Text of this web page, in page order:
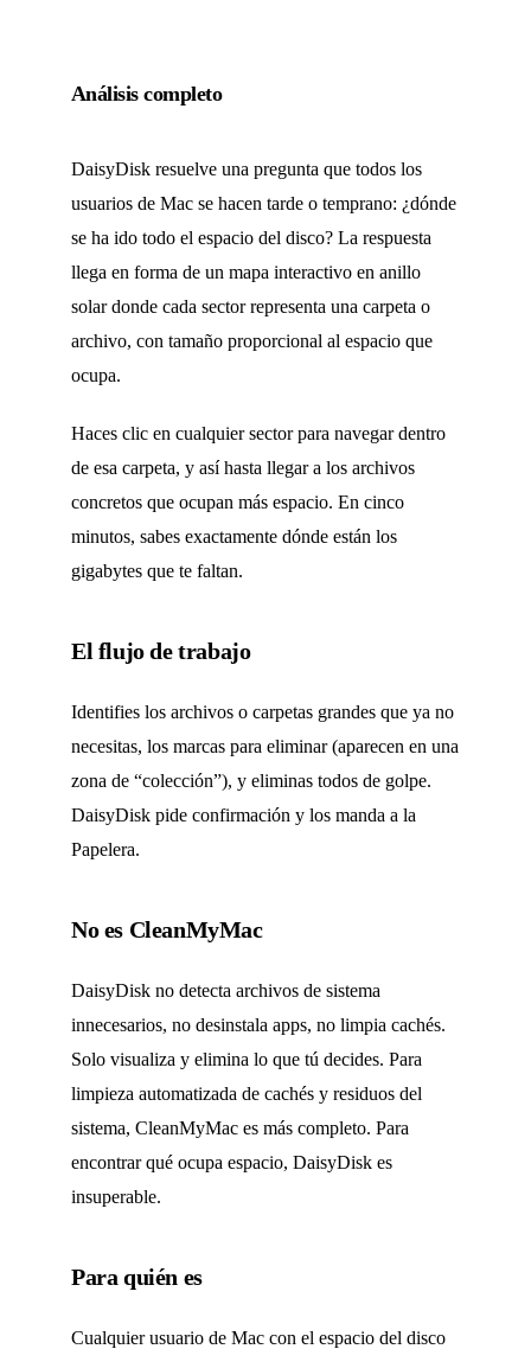
Análisis completo
DaisyDisk resuelve una pregunta que todos los
usuarios de Mac se hacen tarde o temprano: ¿dónde
se ha ido todo el espacio del disco? La respuesta
llega en forma de un mapa interactivo en anillo
solar donde cada sector representa una carpeta o
archivo, con tamaño proporcional al espacio que
ocupa.
Haces clic en cualquier sector para navegar dentro
de esa carpeta, y así hasta llegar a los archivos
concretos que ocupan más espacio. En cinco
minutos, sabes exactamente dónde están los
gigabytes que te faltan.
El flujo de trabajo
Identifies los archivos o carpetas grandes que ya no
necesitas, los marcas para eliminar (aparecen en una
zona de “colección”), y eliminas todos de golpe.
DaisyDisk pide confirmación y los manda a la
Papelera.
No es CleanMyMac
DaisyDisk no detecta archivos de sistema
innecesarios, no desinstala apps, no limpia cachés.
Solo visualiza y elimina lo que tú decides. Para
limpieza automatizada de cachés y residuos del
sistema, CleanMyMac es más completo. Para
encontrar qué ocupa espacio, DaisyDisk es
insuperable.
Para quién es
Cualquier usuario de Mac con el espacio del disco